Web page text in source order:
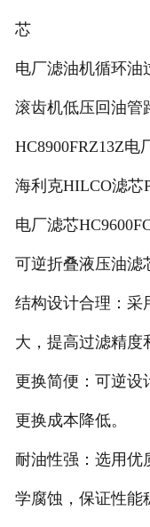
芯
电厂滤油机循环油
滚齿机低压回油管
HC8900FRZ13Z
海利克HILCO滤芯
电厂滤芯
可逆折叠液压油滤
结构设计合理：采
大，提高过滤精度
更换简便：可逆设
更换成本降低。
耐油性强：选用优
学腐蚀，保证性能